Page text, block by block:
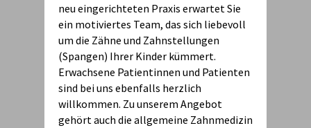
neu eingerichteten Praxis erwartet Sie
ein motiviertes Team, das sich liebevoll
um die Zähne und Zahnstellungen
(Spangen) Ihrer Kinder kümmert.
Erwachsene Patientinnen und Patienten
sind bei uns ebenfalls herzlich
willkommen. Zu unserem Angebot
gehört auch die allgemeine Zahnmedizin